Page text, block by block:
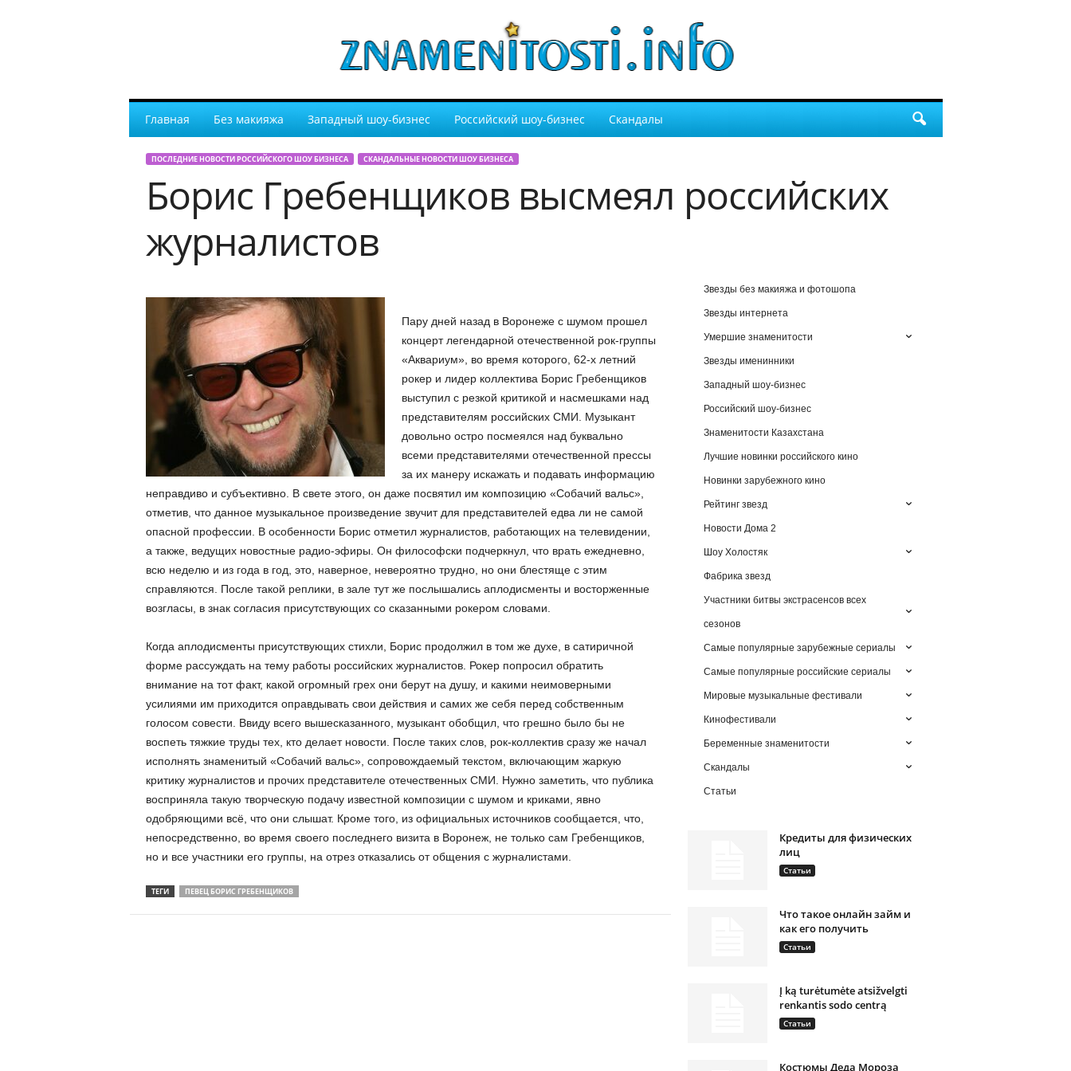
Главная Без макияжа Западный шоу-бизнес Российский шоу-бизнес Скандалы
ПОСЛЕДНИЕ НОВОСТИ РОССИЙСКОГО ШОУ БИЗНЕСА СКАНДАЛЬНЫЕ НОВОСТИ ШОУ БИЗНЕСА
Борис Гребенщиков высмеял российских
журналистов
Пару дней назад в Воронеже с шумом прошел
концерт легендарной отечественной рок-группы
«Аквариум», во время которого, 62-х летний
рокер и лидер коллектива Борис Гребенщиков
выступил с резкой критикой и насмешками над
представителям российских СМИ. Музыкант
довольно остро посмеялся над буквально
всеми представителями отечественной прессы
за их манеру искажать и подавать информацию
неправдиво и субъективно. В свете этого, он даже посвятил им композицию «Собачий вальс»,
отметив, что данное музыкальное произведение звучит для представителей едва ли не самой
опасной профессии. В особенности Борис отметил журналистов, работающих на телевидении,
а также, ведущих новостные радио-эфиры. Он философски подчеркнул, что врать ежедневно,
всю неделю и из года в год, это, наверное, невероятно трудно, но они блестяще с этим
справляются. После такой реплики, в зале тут же послышались аплодисменты и восторженные
возгласы, в знак согласия присутствующих со сказанными рокером словами.
Когда аплодисменты присутствующих стихли, Борис продолжил в том же духе, в сатиричной
форме рассуждать на тему работы российских журналистов. Рокер попросил обратить
внимание на тот факт, какой огромный грех они берут на душу, и какими неимоверными
усилиями им приходится оправдывать свои действия и самих же себя перед собственным
голосом совести. Ввиду всего вышесказанного, музыкант обобщил, что грешно было бы не
воспеть тяжкие труды тех, кто делает новости. После таких слов, рок-коллектив сразу же начал
исполнять знаменитый «Собачий вальс», сопровождаемый текстом, включающим жаркую
критику журналистов и прочих представителе отечественных СМИ. Нужно заметить, что публика
восприняла такую творческую подачу известной композиции с шумом и криками, явно
одобряющими всё, что они слышат. Кроме того, из официальных источников сообщается, что,
непосредственно, во время своего последнего визита в Воронеж, не только сам Гребенщиков,
но и все участники его группы, на отрез отказались от общения с журналистами.
ТЕГИ ПЕВЕЦ БОРИС ГРЕБЕНЩИКОВ
Звезды без макияжа и фотошопа
Звезды интернета
Умершие знаменитости
Звезды именинники
Западный шоу-бизнес
Российский шоу-бизнес
Знаменитости Казахстана
Лучшие новинки российского кино
Новинки зарубежного кино
Рейтинг звезд
Новости Дома 2
Шоу Холостяк
Фабрика звезд
Участники битвы экстрасенсов всех
сезонов
Самые популярные зарубежные сериалы
Самые популярные российские сериалы
Мировые музыкальные фестивали
Кинофестивали
Беременные знаменитости
Скандалы
Статьи
Кредиты для физических
лиц
Статьи
Что такое онлайн займ и
как его получить
Статьи
Į ką turėtumėte atsižvelgti
renkantis sodo centrą
Статьи
Костюмы Деда Мороза